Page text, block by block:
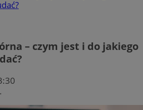
– czym jest i do jakiego